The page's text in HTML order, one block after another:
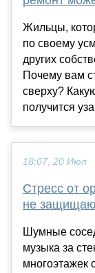
Жильцы,
по своему
других
Почему вам
сверху?
получится
18:07, 20 Июл
Стресс от
не
Шумные
музыка за
многоэтажек